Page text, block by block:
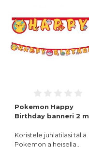
Pokemon Happy
Birthday banneri 2 m
Koristele juhlatilasi tällä
Pokemon aiheisella…